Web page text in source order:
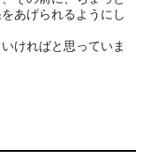
あげられるようにし
ければと思っていま